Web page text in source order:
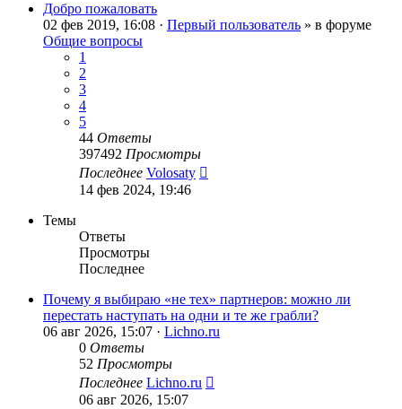
Добро пожаловать
02 фев 2019, 16:08 · Первый пользователь » в форуме
Общие вопросы
1
2
3
4
5
44 Ответы
397492 Просмотры
Последнее Volosaty
14 фев 2024, 19:46
Темы
Ответы
Просмотры
Последнее
Почему я выбираю «не тех» партнеров: можно ли
перестать наступать на одни и те же грабли?
06 авг 2026, 15:07 · Lichno.ru
0 Ответы
52 Просмотры
Последнее Lichno.ru
06 авг 2026, 15:07